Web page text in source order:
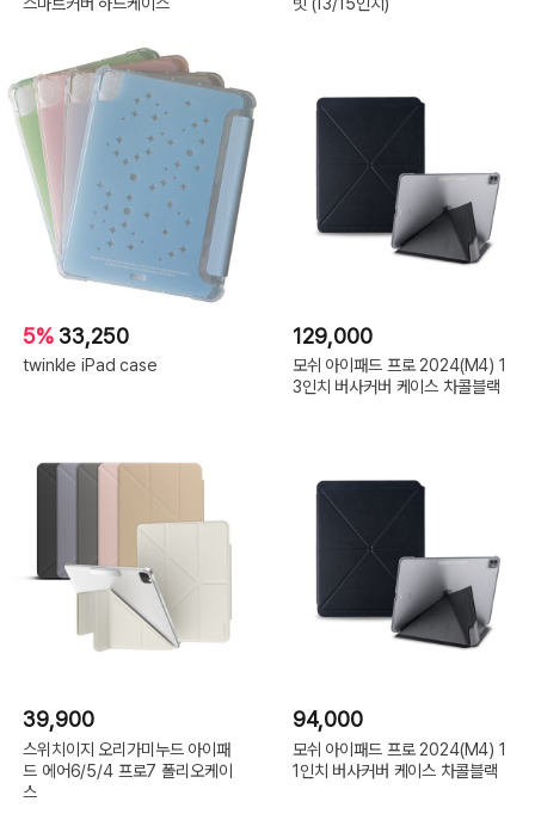
5% 33,250
twinkle iPad case
129,000
모쉬 아이패드 프로 2024(M4) 1
3인치 버사커버 케이스 차콜블랙
39,900
스위치이지 오리가미누드 아이패
드 에어6/5/4 프로7 폴리오케이
스
94,000
모쉬 아이패드 프로 2024(M4) 1
1인치 버사커버 케이스 차콜블랙